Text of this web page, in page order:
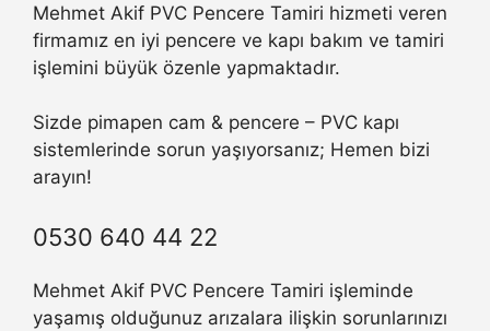
Mehmet Akif PVC Pencere Tamiri hizmeti veren
firmamız en iyi pencere ve kapı bakım ve tamiri
işlemini büyük özenle yapmaktadır.
Sizde pimapen cam & pencere – PVC kapı
sistemlerinde sorun yaşıyorsanız; Hemen bizi
arayın!
0530 640 44 22
Mehmet Akif PVC Pencere Tamiri işleminde
yaşamış olduğunuz arızalara ilişkin sorunlarınızı